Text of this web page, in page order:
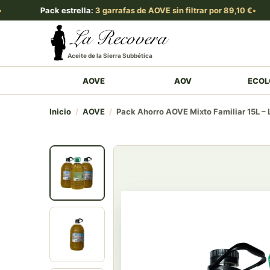
Pack estrella:3 garrafas de AOVE sin filtrar por 89,10 €
Aceite de la Sierra Subbética
AOVE AOV
Inicio / AOVE / Pack Ahorro AOVE Mixto Familiar 15L –